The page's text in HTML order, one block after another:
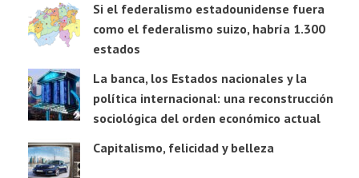
Si el federalismo estadounidense fuera
como el federalismo suizo, habría 1.300
estados
La banca, los Estados nacionales y la
política internacional: una reconstrucción
sociológica del orden económico actual
Capitalismo, felicidad y belleza